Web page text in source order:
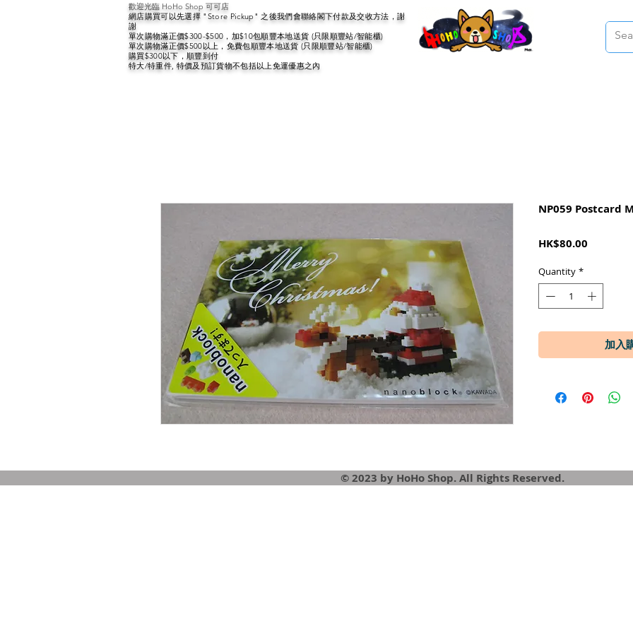
歡迎光臨 HoHo Shop 可可店
網店購買可以先選擇 "Store Pickup" 之後我們會聯絡閣下付款及交收方法，謝
謝
單次購物滿正價$300-$500，加$10包順豐本地送貨 (只限順豐站/智能櫃)
單次購物滿正價$500以上，免費包順豐本地送貨 (只限順豐站/智能櫃)
購買$300以下，順豐到付
特大/特重件, 特價及預訂貨物不包括以上免運優惠之內
NP059 Postcard
HK$80.00
Quantity *
© 2023 by HoHo Shop. All Rights Reserved.